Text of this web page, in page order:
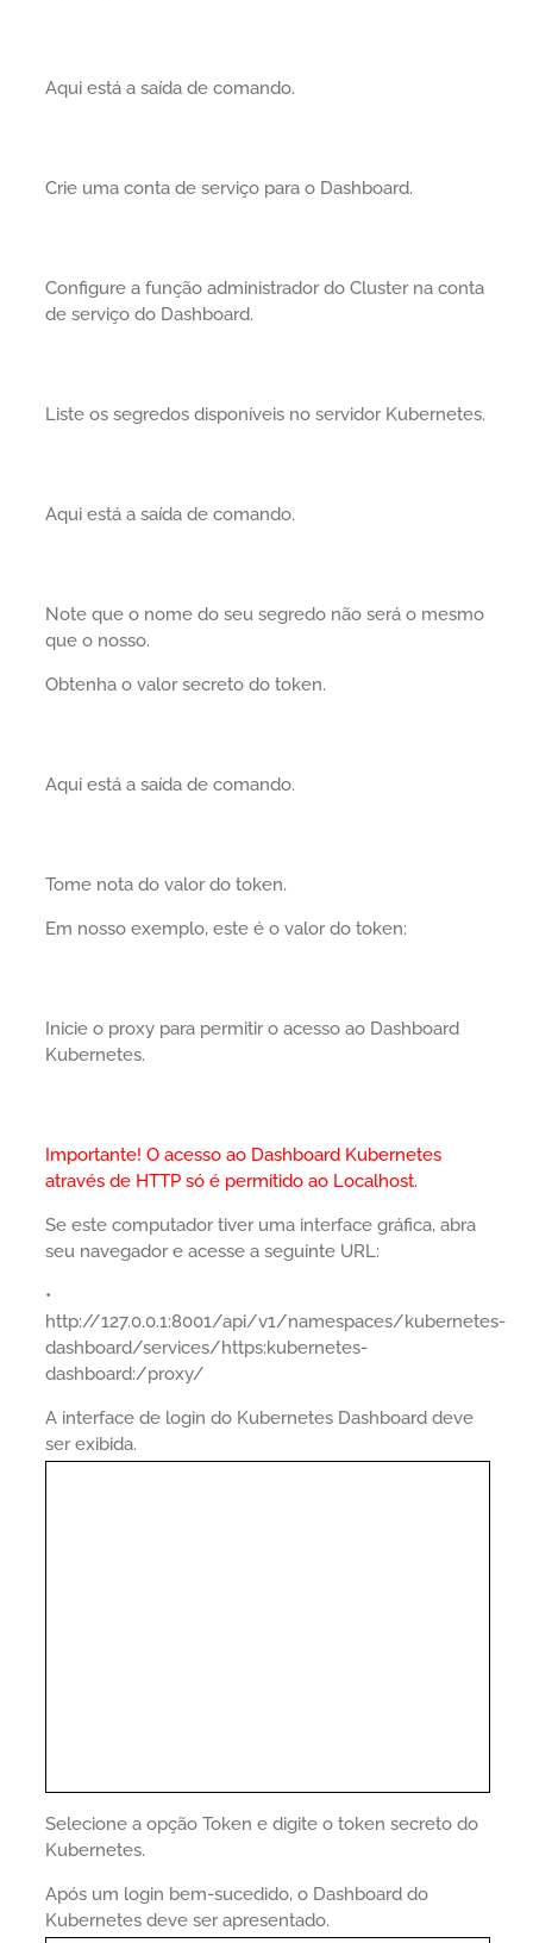
Aqui está a saída de comando.
Crie uma conta de serviço para o Dashboard.
Configure a função administrador do Cluster na conta
de serviço do Dashboard.
Liste os segredos disponíveis no servidor Kubernetes.
Aqui está a saída de comando.
Note que o nome do seu segredo não será o mesmo
que o nosso.
Obtenha o valor secreto do token.
Aqui está a saída de comando.
Tome nota do valor do token.
Em nosso exemplo, este é o valor do token:
Inicie o proxy para permitir o acesso ao Dashboard
Kubernetes.
Importante! O acesso ao Dashboard Kubernetes
através de HTTP só é permitido ao Localhost.
Se este computador tiver uma interface gráfica, abra
seu navegador e acesse a seguinte URL:
•
http://127.0.0.1:8001/api/v1/namespaces/kubernetes-
dashboard/services/https:kubernetes-
dashboard:/proxy/
A interface de login do Kubernetes Dashboard deve
ser exibida.
Selecione a opção Token e digite o token secreto do
Kubernetes.
Após um login bem-sucedido, o Dashboard do
Kubernetes deve ser apresentado.